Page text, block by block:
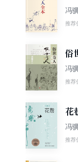
冯
推荐
俗
下
冯
推荐
花
冯
推荐